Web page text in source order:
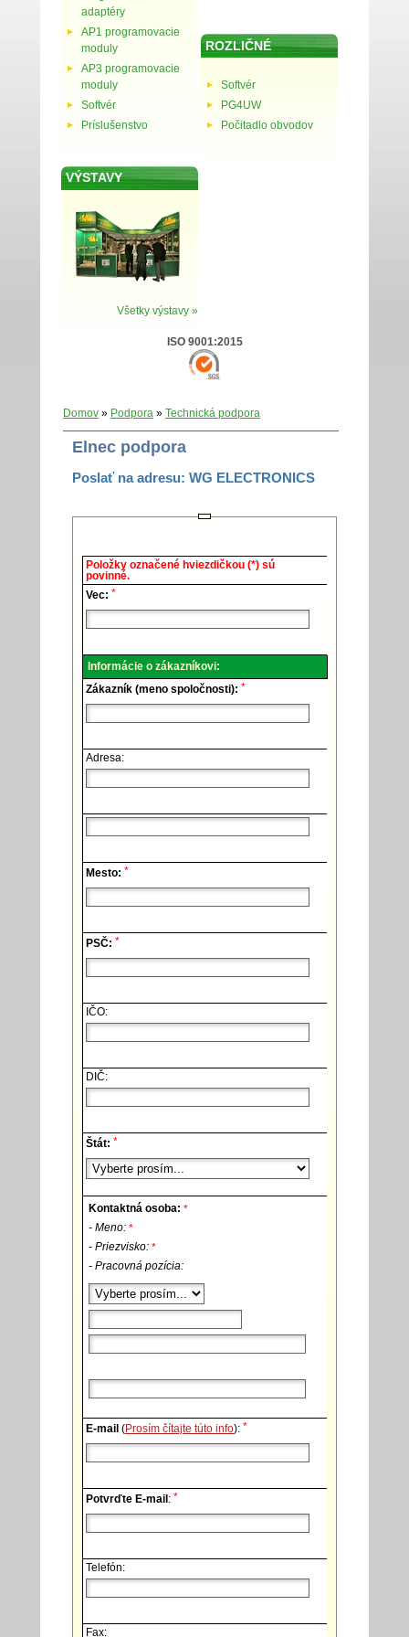
adaptéry
AP1 programovacie
moduly
AP3 programovacie
moduly
Softvér
Príslušenstvo
ROZLIČNÉ
Softvér
PG4UW
Počitadlo obvodov
VÝSTAVY
Všetky výstavy »
ISO 9001:2015
Domov » Podpora » Technická podpora
Elnec podpora
Poslať na adresu: WG ELECTRONICS
Elnec
Technická
podpora.
Položky označené hviezdičkou (*) sú
povinné.
Vec: *
Informácie o zákazníkovi:
Zákazník (meno spoločnosti): *
Adresa:
Mesto: *
PSČ: *
IČO:
DIČ:
Štát: *
Kontaktná osoba: *
- Meno: *
- Priezvisko: *
- Pracovná pozícia:
E-mail (Prosím čítajte túto info): *
Potvrďte E-mail: *
Telefón:
Fax: